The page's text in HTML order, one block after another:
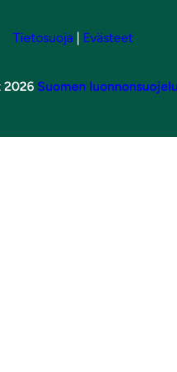
Tietosuoja Evästeet
Suomen